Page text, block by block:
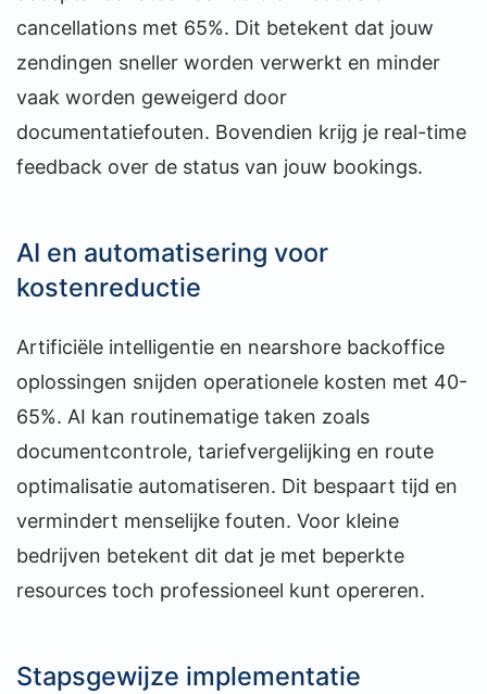
cancellations met 65%. Dit betekent dat jouw
zendingen sneller worden verwerkt en minder
vaak worden geweigerd door
documentatiefouten. Bovendien krijg je real-time
feedback over de status van jouw bookings.
AI en automatisering voor
kostenreductie
Artificiële intelligentie en nearshore backoffice
oplossingen snijden operationele kosten met 40-
65%. AI kan routinematige taken zoals
documentcontrole, tariefvergelijking en route
optimalisatie automatiseren. Dit bespaart tijd en
vermindert menselijke fouten. Voor kleine
bedrijven betekent dit dat je met beperkte
resources toch professioneel kunt opereren.
Stapsgewijze implementatie